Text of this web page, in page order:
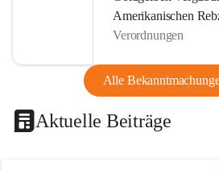
Amerikanischen
Verordnungen
Alle
Aktuelle Beiträge